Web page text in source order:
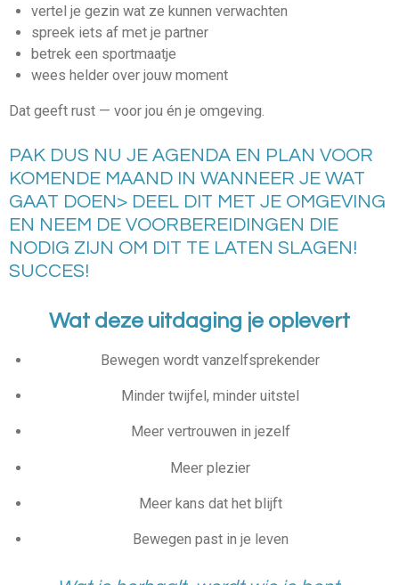
vertel je gezin wat ze kunnen verwachten
spreek iets af met je partner
betrek een sportmaatje
wees helder over jouw moment
Dat geeft rust — voor jou én je omgeving.
PAK DUS NU JE AGENDA EN PLAN VOOR
KOMENDE MAAND IN WANNEER JE WAT
GAAT DOEN> DEEL DIT MET JE OMGEVING
EN NEEM DE VOORBEREIDINGEN DIE
NODIG ZIJN OM DIT TE LATEN SLAGEN!
SUCCES!
Wat deze uitdaging je oplevert
Bewegen wordt vanzelfsprekender
Minder twijfel, minder uitstel
Meer vertrouwen in jezelf
Meer plezier
Meer kans dat het blijft
Bewegen past in je leven